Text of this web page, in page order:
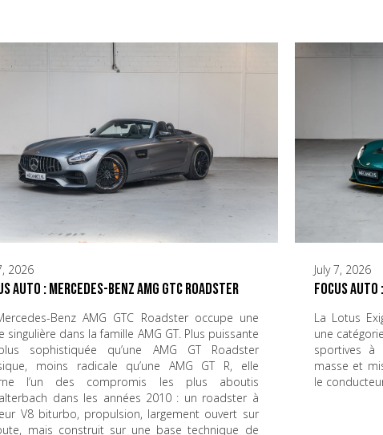
2026
Auto : Mercedes-Benz AMG GTC Roadster
Benz AMG GTC Roadster occupe une
singulière dans la famille AMG GT. Plus puissante
sophistiquée qu’une AMG GT Roadster
moins radicale qu’une AMG GT R, elle
l’un des compromis les plus aboutis
dans les années 2010 : un roadster à
V8 biturbo, propulsion, largement ouvert sur
mais construit sur une base technique de
July 7, 2026
Focus
La Lotus
une
sportives à
masse et
le